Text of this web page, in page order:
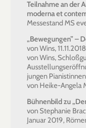
Teilnahme an der
moderna et
Messestand MS
„Bewegungen” –
von Wins,
von Wins,
jungen
von Heike-Angela
Bühnenbild zu
von Stephanie
Januar 2019,